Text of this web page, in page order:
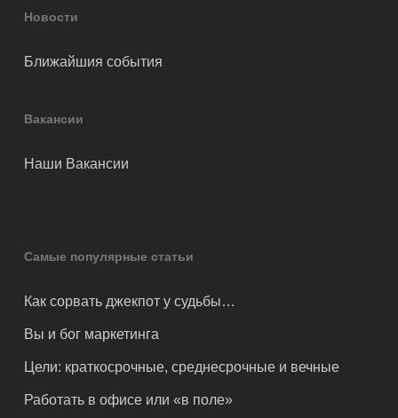
Новости
Ближайшия события
Вакансии
Наши Вакансии
Самые популярные статьи
Как сорвать джекпот у судьбы…
Вы и бог маркетинга
Цели: краткосрочные, среднесрочные и вечные
Работать в офисе или «в поле»